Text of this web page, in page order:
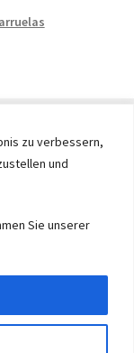
zu verbessern,
und
Sie unserer
ERUON Group.
and